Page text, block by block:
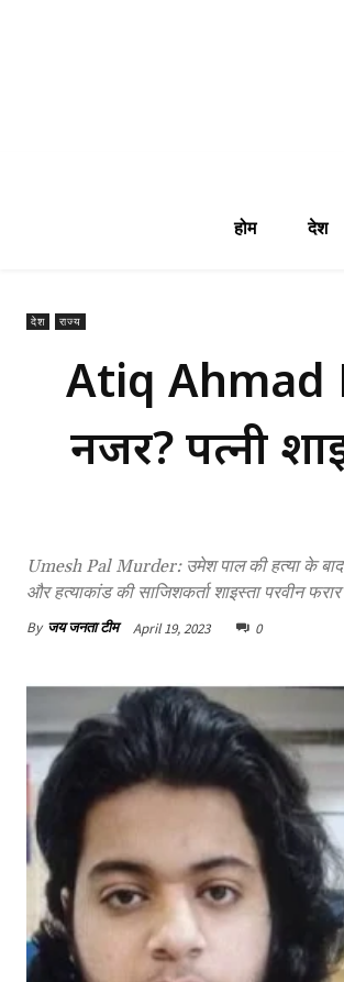
होम देश
देश राज्य
Atiq Ahmad
नजर? पत्नी
Umesh Pal Murder: उमेश पाल की हत्या के
और हत्याकांड की साजिशकर्ता शाइस्ता परवीन
By जय जनता टीम April 19, 2023 0